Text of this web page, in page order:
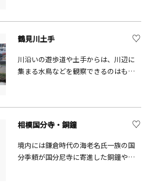
鶴見川土手
川沿いの遊歩道や土手からは、川辺に
集まる水鳥などを観察できるのはもち
10分ほど土手を歩くと東海道新幹線の
橋げたもあり、迫力のある走行風景を
撮影できます。天気の良い日には遠く
に富士山も望めることができます。
相模国分寺・銅鐘
境内には鎌倉時代の海老名氏一族の国
分季頼が国分尼寺に寄進した銅鐘や海